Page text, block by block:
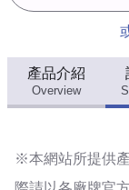
產品介紹
Overview
※本網站所提供